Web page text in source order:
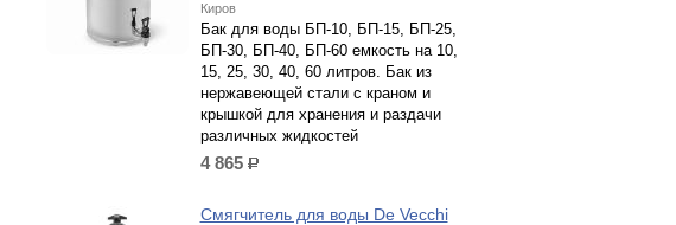
Киров
Бак для воды БП-10, БП-15, БП-25,
БП-30, БП-40, БП-60 емкость на 10,
15, 25, 30, 40, 60 литров. Бак из
нержавеющей стали с краном и
крышкой для хранения и раздачи
различных жидкостей
4 865 р.
Смягчитель​ для воды De Vecchi